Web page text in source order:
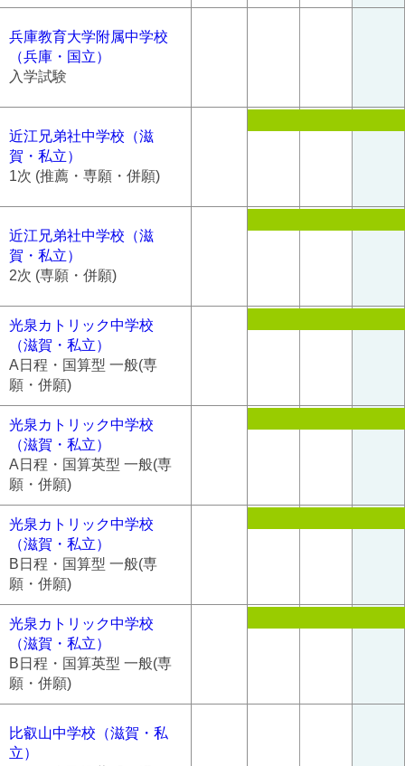
兵庫教育大学附属中学校
（兵庫・国立）
入学試験
近江兄弟社中学校（滋
賀・私立）
1次 (推薦・専願・併願)
近江兄弟社中学校（滋
賀・私立）
2次 (専願・併願)
光泉カトリック中学校
（滋賀・私立）
A日程・国算型 一般(専
願・併願)
光泉カトリック中学校
（滋賀・私立）
A日程・国算英型 一般(専
願・併願)
光泉カトリック中学校
（滋賀・私立）
B日程・国算型 一般(専
願・併願)
光泉カトリック中学校
（滋賀・私立）
B日程・国算英型 一般(専
願・併願)
比叡山中学校（滋賀・私
立）